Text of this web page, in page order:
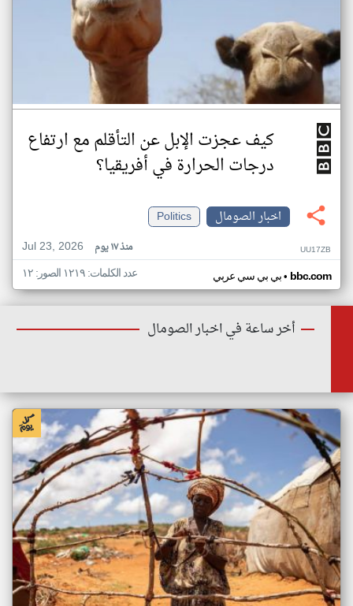
كيف عجزت الإبل عن التأقلم مع ارتفاع
درجات الحرارة في أفريقيا؟
اخبار الصومال
Politics
Jul 23, 2026
منذ ١٧ يوم UU17ZB
بي بي سي عربي• bbc.com عدد الكلمات: ١٢١٩ الصور: ١٢
أخر ساعة في اخبار الصومال